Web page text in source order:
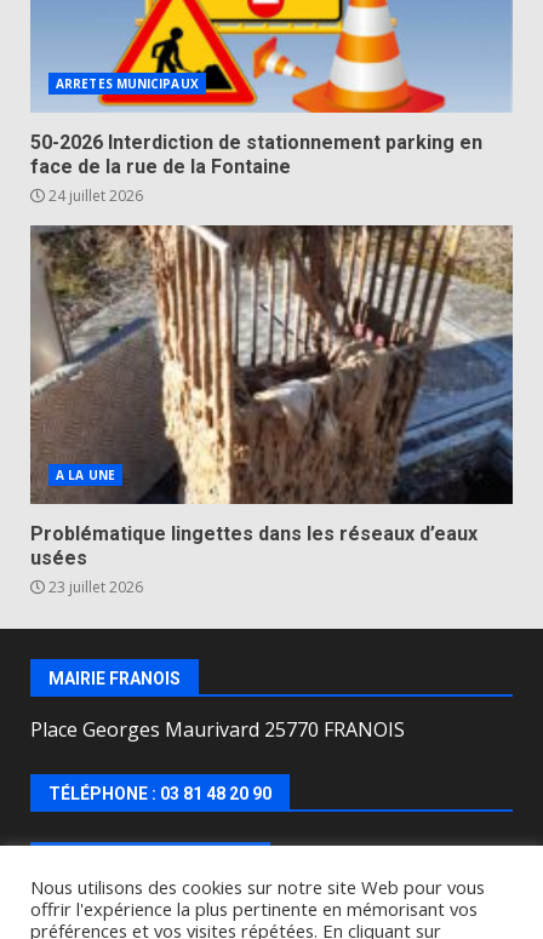
ARRETES MUNICIPAUX
50-2026 Interdiction de stationnement parking en
face de la rue de la Fontaine
24 juillet 2026
A LA UNE
Problématique lingettes dans les réseaux d’eaux
usées
23 juillet 2026
MAIRIE FRANOIS
Place Georges Maurivard 25770 FRANOIS
TÉLÉPHONE : 03 81 48 20 90
Lundi, mercredi, jeudi, vendredi de : 8h00 à 12h00 et
Nous utilisons des cookies sur notre site Web pour vous
offrir l'expérience la plus pertinente en mémorisant vos
préférences et vos visites répétées. En cliquant sur